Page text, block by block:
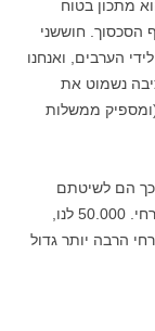
מתכון בטוח
חוששני
הערבים, ואנחנו
נשמוט את
(ומספיק ממשלות
כך הם לשיטתם
יוותרו על המערבי, ואנחנו לשיטתנו נוותר על המזרחי. 50.000 לנו,
הרבה יותר גדול